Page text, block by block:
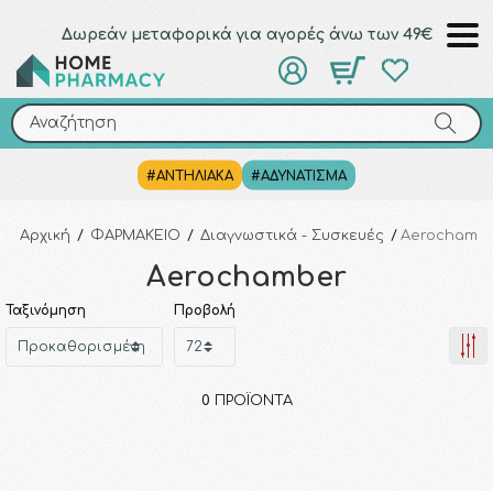
Δωρεάν μεταφορικά για αγορές άνω των 49€
Αναζήτηση
#ΑΝΤΗΛΙΑΚΑ #ΑΔΥΝΑΤΙΣΜΑ
Αναζήτηση
Αρχική / ΦΑΡΜΑΚΕΙΟ / Διαγνωστικά - Συσκευές /
Aerochamber
Ταξινόμηση Προβολή
0 ΠΡΟΪΌΝΤΑ